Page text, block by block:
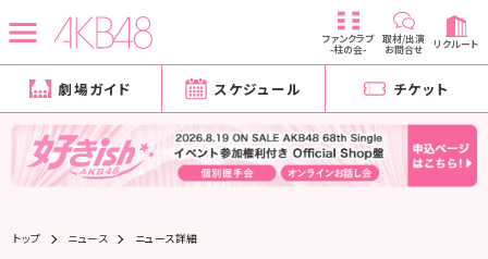
ファンクラブ
-柱の会-
取材/出演
お問合せ リクルート
劇場ガイド スケジュール チケット
トップ ニュース ニュース詳細